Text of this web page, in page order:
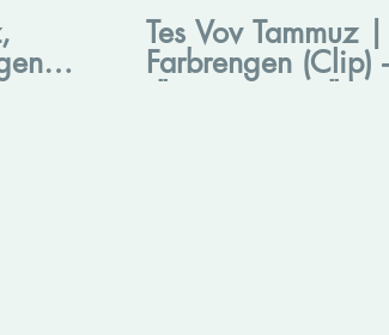
-
Tes Vov Tammuz |
Farbrengen (Clip) -
ט"ו תמוז תשמ"ו